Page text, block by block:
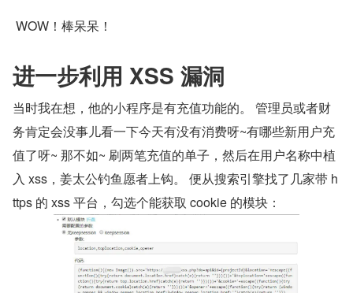
WOW！棒呆呆！
进一步利用 XSS 漏洞
当时我在想，他的小程序是有充值功能的。 管理员或者财
务肯定会没事儿看一下今天有没有消费呀~有哪些新用户充
值了呀~ 那不如~ 刷两笔充值的单子，然后在用户名称中植
入 xss，姜太公钓鱼愿者上钩。 便从搜索引擎找了几家带 h
ttps 的 xss 平台，勾选个能获取 cookie 的模块：